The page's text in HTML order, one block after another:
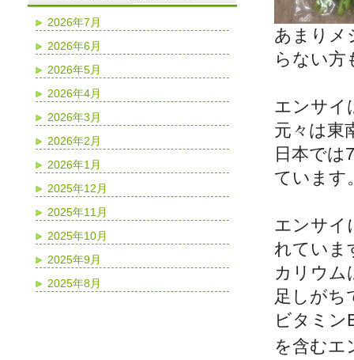
あまりメ
らない方
エンサイ
元々は東
日本では
ています
エンサイ
れていま
カリウム
足しがち
ビタミン
を含むエ
2026年7月
2026年6月
2026年5月
2026年4月
2026年3月
2026年2月
2026年1月
2025年12月
2025年11月
2025年10月
2025年9月
2025年8月